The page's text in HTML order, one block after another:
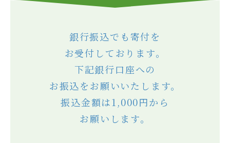
銀行振込でも寄付を
お受付しております。
下記銀行口座への
お振込をお願いいたします。
振込金額は1,000円から
お願いします。